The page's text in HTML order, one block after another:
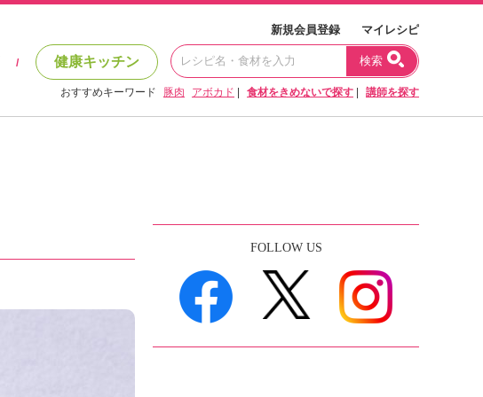
新規会員登録 マイレシピ
/ 健康キッチン 検索
おすすめキーワード 豚肉 アボカド 食材をきめないで探す 講師を探す
FOLLOW US